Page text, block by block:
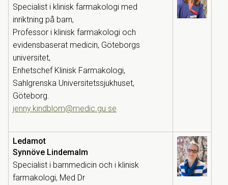
Specialist i klinisk farmakologi med
inriktning på barn,
Professor i klinisk farmakologi och
evidensbaserat medicin, Göteborgs
universitet,
Enhetschef Klinisk Farmakologi,
Sahlgrenska Universitetssjukhuset,
Göteborg.
jenny.kindblom@medic.gu.se
Ledamot
Synnöve Lindemalm
Specialist i barnmedicin och i klinisk
farmakologi, Med Dr